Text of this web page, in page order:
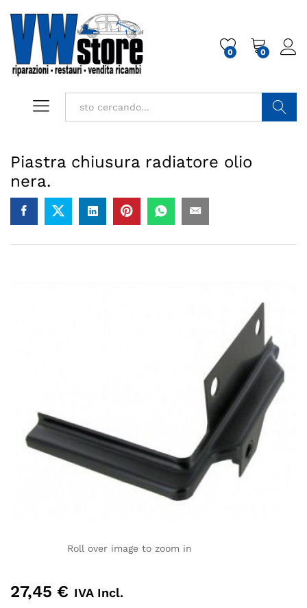
0 0
Piastra chiusura radiatore olio
nera.
Roll over image to zoom in
27,45 € IVA Incl.